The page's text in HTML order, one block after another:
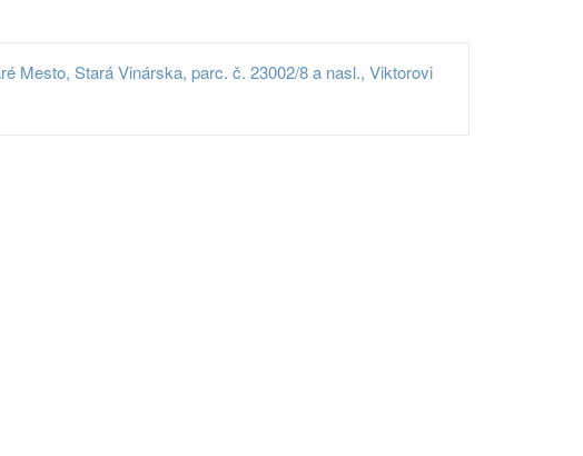
Mesto, Stará Vinárska, parc. č. 23002/8 a nasl., Viktorovi